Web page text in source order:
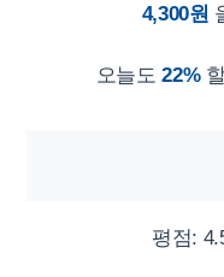
4,300원
오늘도22%
평점: